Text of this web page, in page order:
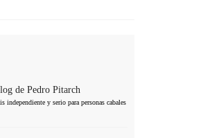
de Pedro Pitarch
independiente y serio para personas cabales